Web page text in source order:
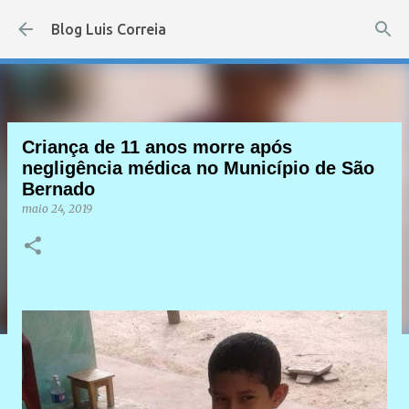
Pular para o conteúdo principal
Blog Luis Correia
Criança de 11 anos morre após
negligência médica no Município de São
Bernado
maio 24, 2019